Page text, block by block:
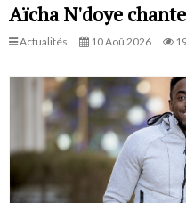
Aïcha N'doye
Actualités 10 Aoû 2026